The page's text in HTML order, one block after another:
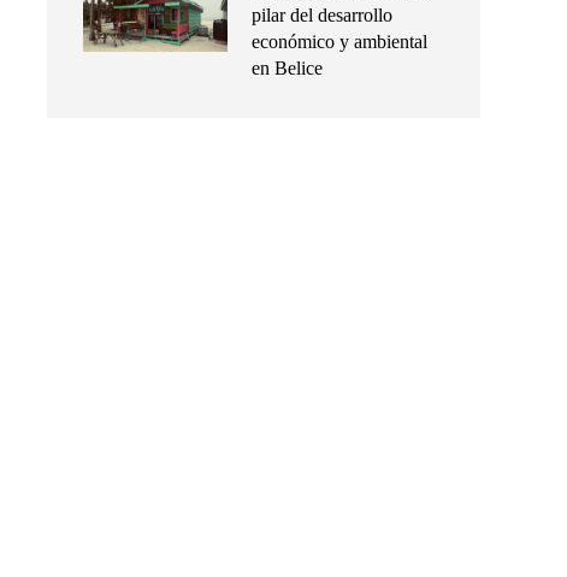
pilar del desarrollo
económico y ambiental
en Belice